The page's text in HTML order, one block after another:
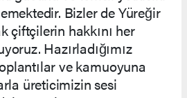
Bizler de Yüreğir
çiftçilerin hakkını her
Hazırladığımız
ve kamuoyuna
üreticimizin sesi